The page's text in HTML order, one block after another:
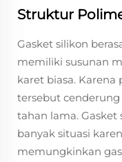
Struktur
Gasket silikon
memiliki susunan
karet biasa.
tersebut
tahan lama.
banyak situasi
memungkinkan